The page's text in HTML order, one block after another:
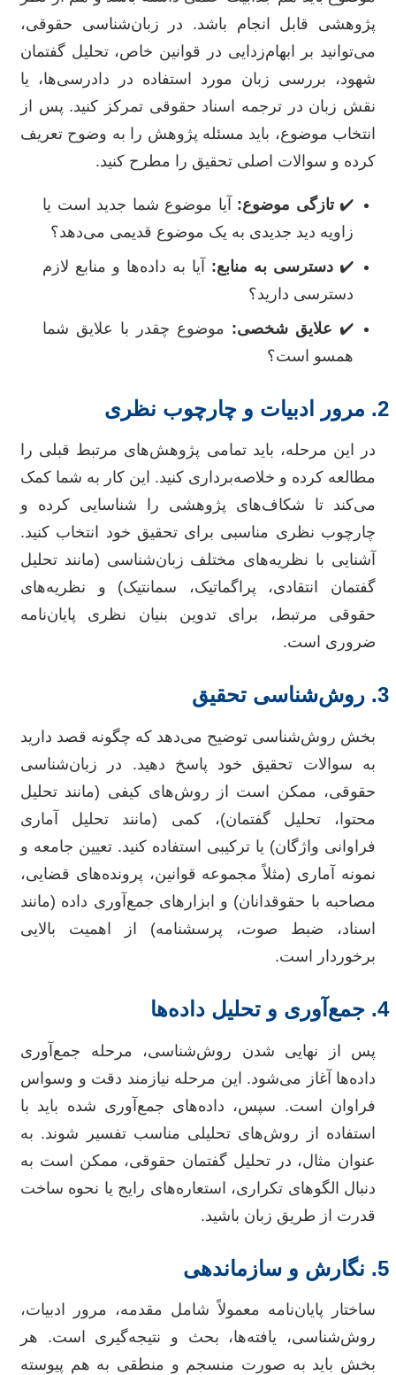
پژوهشی قابل انجام باشد. در زبان‌شناسی حقوقی،
می‌توانید بر ابهام‌زدایی در قوانین خاص، تحلیل گفتمان
شهود، بررسی زبان مورد استفاده در دادرسی‌ها، یا
نقش زبان در ترجمه اسناد حقوقی تمرکز کنید. پس از
انتخاب موضوع، باید مسئله پژوهش را به وضوح تعریف
کرده و سوالات اصلی تحقیق را مطرح کنید.
✔️تازگی موضوع: آیا موضوع شما جدید است یا
زاویه دید جدیدی به یک موضوع قدیمی می‌دهد؟
✔️ دسترسی به منابع: آیا به داده‌ها و منابع لازم
دسترسی دارید؟
✔️ علایق شخصی: موضوع چقدر با علایق شما
همسو است؟
2. مرور ادبیات و چارچوب نظری
در این مرحله، باید تمامی پژوهش‌های مرتبط قبلی را
مطالعه کرده و خلاصه‌برداری کنید. این کار به شما کمک
می‌کند تا شکاف‌های پژوهشی را شناسایی کرده و
چارچوب نظری مناسبی برای تحقیق خود انتخاب کنید.
آشنایی با نظریه‌های مختلف زبان‌شناسی (مانند تحلیل
گفتمان انتقادی، پراگماتیک، سمانتیک) و نظریه‌های
حقوقی مرتبط، برای تدوین بنیان نظری پایان‌نامه
ضروری است.
3. روش‌شناسی تحقیق
بخش روش‌شناسی توضیح می‌دهد که چگونه قصد دارید
به سوالات تحقیق خود پاسخ دهید. در زبان‌شناسی
حقوقی، ممکن است از روش‌های کیفی (مانند تحلیل
محتوا، تحلیل گفتمان)، کمی (مانند تحلیل آماری
فراوانی واژگان) یا ترکیبی استفاده کنید. تعیین جامعه و
نمونه آماری (مثلاً مجموعه قوانین، پرونده‌های قضایی،
مصاحبه با حقوقدانان) و ابزارهای جمع‌آوری داده (مانند
اسناد، ضبط صوت، پرسشنامه) از اهمیت بالایی
برخوردار است.
4. جمع‌آوری و تحلیل داده‌ها
پس از نهایی شدن روش‌شناسی، مرحله جمع‌آوری
داده‌ها آغاز می‌شود. این مرحله نیازمند دقت و وسواس
فراوان است. سپس، داده‌های جمع‌آوری شده باید با
استفاده از روش‌های تحلیلی مناسب تفسیر شوند. به
عنوان مثال، در تحلیل گفتمان حقوقی، ممکن است به
دنبال الگوهای تکراری، استعاره‌های رایج یا نحوه ساخت
قدرت از طریق زبان باشید.
5. نگارش و سازماندهی
ساختار پایان‌نامه معمولاً شامل مقدمه، مرور ادبیات،
روش‌شناسی، یافته‌ها، بحث و نتیجه‌گیری است. هر
بخش باید به صورت منسجم و منطقی به هم پیوسته